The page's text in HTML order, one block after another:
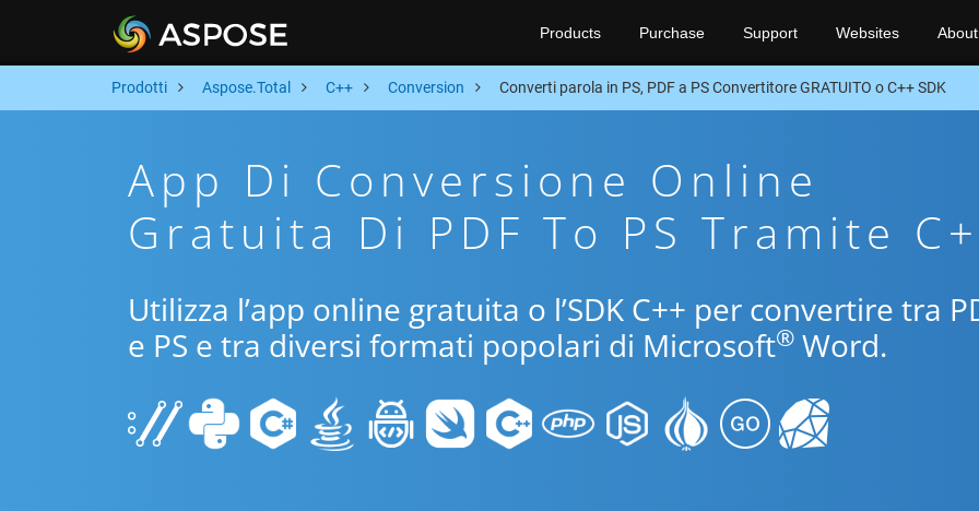
Products Purchase Support Websites About
Prodotti Aspose.Total C++ Conversion Converti parola in PS, PDF a PS Convertitore GRATUITO o C++ SDK
App Di Conversione Online
Gratuita Di PDF To PS Tramite
Utilizza l’app online gratuita o l’SDK C++ per convertire tra
e PS e tra diversi formati popolari di Microsoft® Word.